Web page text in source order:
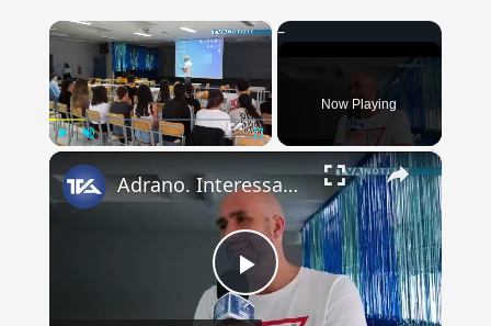
×
Now Playing
×
Play
Adrano. Interessante incontro al liceo “Verga” con il prof. Fabio Gamberini. Studenti del Linguistic